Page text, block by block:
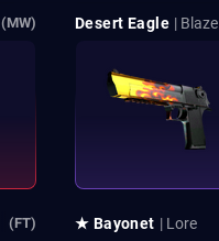
(MW) Desert Eagle | Blaze
(FT) ★ Bayonet | Lore